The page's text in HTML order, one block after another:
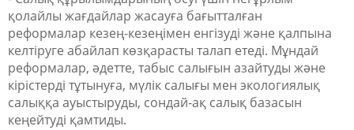
қолайлы жағдайлар жасауға бағытталған
реформалар кезең-кезеңімен енгізуді және қалпына
келтіруге абайлап көзқарасты талап етеді. Мұндай
реформалар, әдетте, табыс салығын азайтуды және
кірістерді тұтынуға, мүлік салығы мен экологиялық
салыққа ауыстыруды, сондай-ақ салық базасын
кеңейтуді қамтиды.